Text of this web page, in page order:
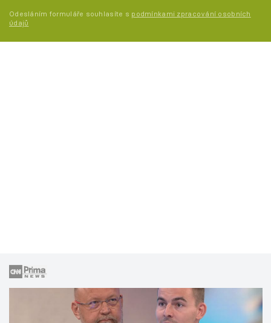
Odesláním formuláře souhlasíte s podmínkami zpracování osobních
údajů